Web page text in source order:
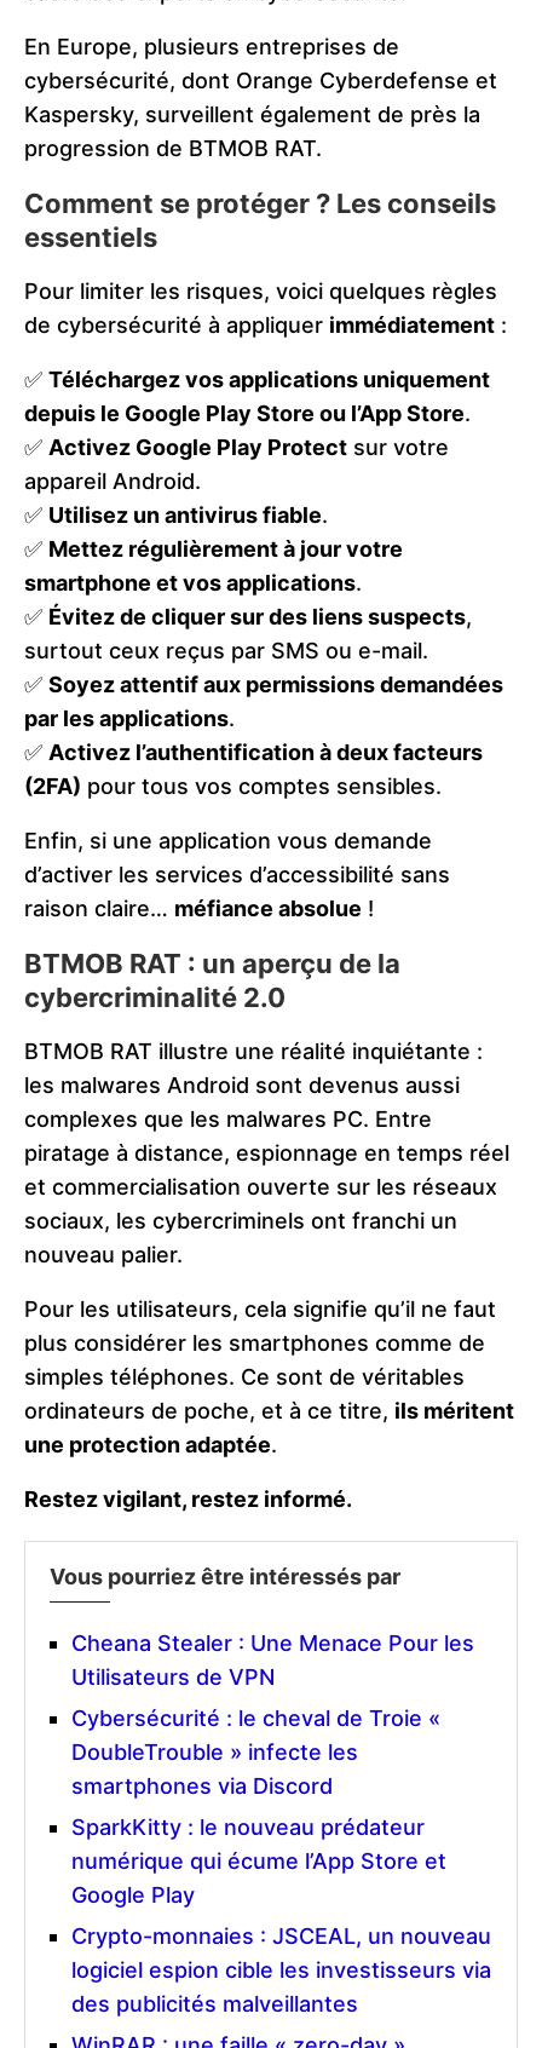
En Europe, plusieurs entreprises de
cybersécurité, dont Orange Cyberdefense et
Kaspersky, surveillent également de près la
progression de BTMOB RAT.
Comment se protéger ? Les conseils
essentiels
Pour limiter les risques, voici quelques règles
de cybersécurité à appliquer immédiatement :
✅ Téléchargez vos applications uniquement
depuis le Google Play Store ou l’App Store.
✅ Activez Google Play Protect sur votre
appareil Android.
✅ Utilisez un antivirus fiable.
✅ Mettez régulièrement à jour votre
smartphone et vos applications.
✅ Évitez de cliquer sur des liens suspects,
surtout ceux reçus par SMS ou e-mail.
✅ Soyez attentif aux permissions demandées
par les applications.
✅ Activez l’authentification à deux facteurs
(2FA) pour tous vos comptes sensibles.
Enfin, si une application vous demande
d’activer les services d’accessibilité sans
raison claire… méfiance absolue !
BTMOB RAT : un aperçu de la
cybercriminalité 2.0
BTMOB RAT illustre une réalité inquiétante :
les malwares Android sont devenus aussi
complexes que les malwares PC. Entre
piratage à distance, espionnage en temps réel
et commercialisation ouverte sur les réseaux
sociaux, les cybercriminels ont franchi un
nouveau palier.
Pour les utilisateurs, cela signifie qu’il ne faut
plus considérer les smartphones comme de
simples téléphones. Ce sont de véritables
ordinateurs de poche, et à ce titre, ils méritent
une protection adaptée.
Restez vigilant, restez informé.
Vous pourriez être intéressés par
Cheana Stealer : Une Menace Pour les
Utilisateurs de VPN
Cybersécurité : le cheval de Troie «
DoubleTrouble » infecte les
smartphones via Discord
SparkKitty : le nouveau prédateur
numérique qui écume l’App Store et
Google Play
Crypto-monnaies : JSCEAL, un nouveau
logiciel espion cible les investisseurs via
des publicités malveillantes